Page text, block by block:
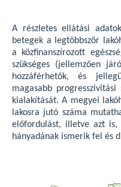
A részletes ellátási
betegek a legtöbbször
a közfinanszírozott
szükséges (jellemzően
hozzáférhetők, és
magasabb
kialakítását. A megyei
lakosra jutó száma
előfordulást, illetve azt
hányadának ismerik fel és